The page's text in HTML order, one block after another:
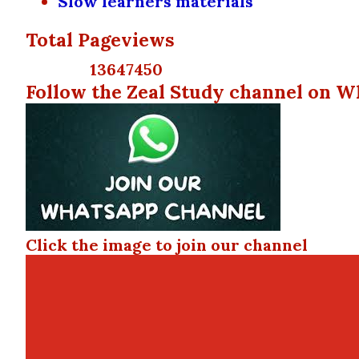
Total Pageviews
13647450
Follow the Zeal Study channel on
Click the image to join our channel